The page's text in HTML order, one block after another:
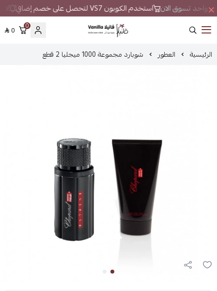
واحد تسوق الان استخدم الكوبون VS7 لتحصل على خصم إضافي لا
فانيلا
0
0
الرئيسية العطور شوبارد مجموعة 1000 ميجليا 2 قطع